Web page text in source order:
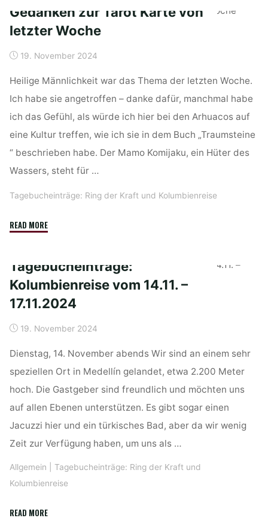
Kolumbien
–
von
Sabine"
Gedanken zur Tarot Karte von
letzter Woche
19. November 2024
Heilige Männlichkeit war das Thema der letzten Woche.
Ich habe sie angetroffen – danke dafür, manchmal habe
ich das Gefühl, als würde ich hier bei den Arhuacos auf
eine Kultur treffen, wie ich sie in dem Buch „Traumsteine
“ beschrieben habe. Der Mamo Komijaku, ein Hüter des
Wassers, steht für …
Tagebucheinträge: Ring der Kraft und Kolumbienreise
READ MORE"Gedanken
Karte
von
letzter
Tagebucheinträge:
Kolumbienreise vom 14.11. –
17.11.2024
19. November 2024
Dienstag, 14. November abends Wir sind an einem sehr
speziellen Ort in Medellín gelandet, etwa 2.200 Meter
hoch. Die Gastgeber sind freundlich und möchten uns
auf allen Ebenen unterstützen. Es gibt sogar einen
Jacuzzi hier und ein türkisches Bad, aber da wir wenig
Zeit zur Verfügung haben, um uns als …
Allgemein
Tagebucheinträge: Ring der Kraft und
Kolumbienreise
READ MORE"Tagebucheinträge: